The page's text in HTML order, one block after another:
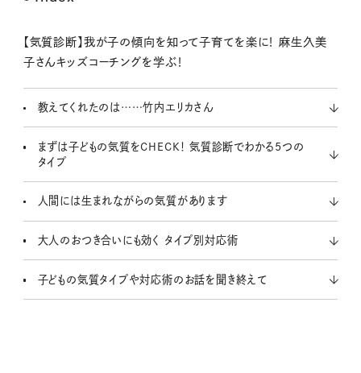
t
【気質診断】我が子の傾向を知って子育てを楽に！ 麻生久美
子さんキッズコーチングを学ぶ！
教えてくれたのは……竹内エリカさん
まずは子どもの気質をCHECK！ 気質診断でわかる5つの
タイプ
人間には生まれながらの気質があります
大人のおつき合いにも効く タイプ別対応術
子どもの気質タイプや対応術のお話を聞き終えて